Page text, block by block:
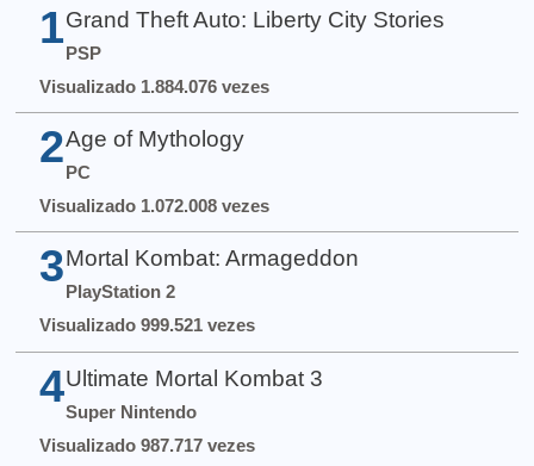
1 Grand Theft Auto: Liberty City Stories
PSP
Visualizado 1.884.076 vezes
2 Age of Mythology
PC
Visualizado 1.072.008 vezes
3 Mortal Kombat: Armageddon
PlayStation 2
Visualizado 999.521 vezes
4 Ultimate Mortal Kombat 3
Super Nintendo
Visualizado 987.717 vezes